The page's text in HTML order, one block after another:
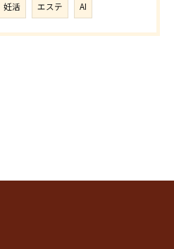
妊活 エステ AI